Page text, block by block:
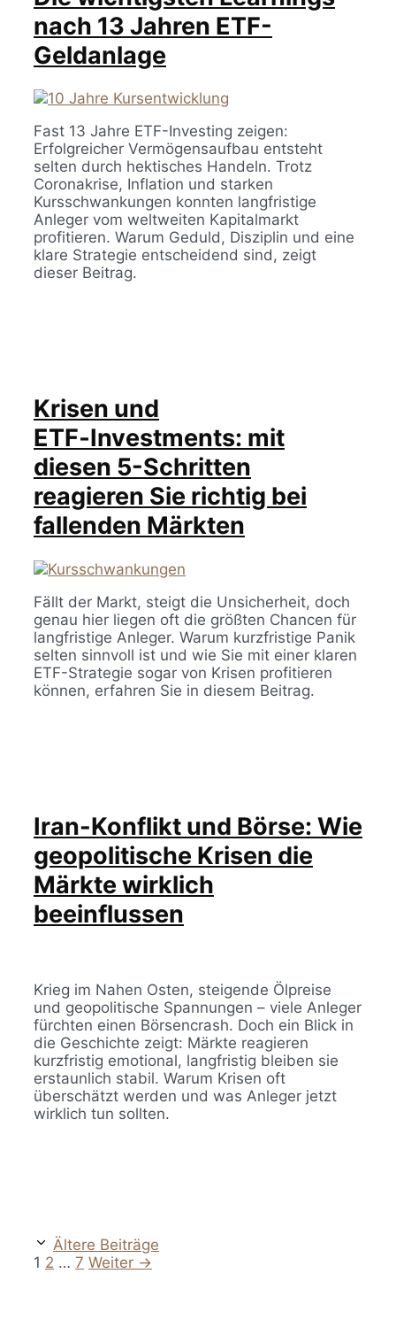
nach 13 Jahren ETF-
Geldanlage
Fast 13 Jahre ETF-Investing zeigen:
Erfolgreicher Vermögensaufbau entsteht
selten durch hektisches Handeln. Trotz
Coronakrise, Inflation und starken
Kursschwankungen konnten langfristige
Anleger vom weltweiten Kapitalmarkt
profitieren. Warum Geduld, Disziplin und eine
klare Strategie entscheidend sind, zeigt
dieser Beitrag.
Krisen und
ETF‑Investments: mit
diesen 5-Schritten
reagieren Sie richtig bei
fallenden Märkten
Fällt der Markt, steigt die Unsicherheit, doch
genau hier liegen oft die größten Chancen für
langfristige Anleger. Warum kurzfristige Panik
selten sinnvoll ist und wie Sie mit einer klaren
ETF-Strategie sogar von Krisen profitieren
können, erfahren Sie in diesem Beitrag.
Iran-Konflikt und Börse: Wie
geopolitische Krisen die
Märkte wirklich
beeinflussen
Krieg im Nahen Osten, steigende Ölpreise
und geopolitische Spannungen – viele Anleger
fürchten einen Börsencrash. Doch ein Blick in
die Geschichte zeigt: Märkte reagieren
kurzfristig emotional, langfristig bleiben sie
erstaunlich stabil. Warum Krisen oft
überschätzt werden und was Anleger jetzt
wirklich tun sollten.
Ältere Beiträge
Seite
1 Seite
2 … Seite
7 Weiter →